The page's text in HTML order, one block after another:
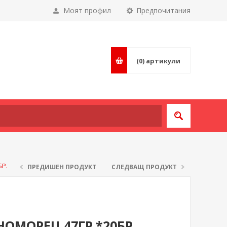
Предпочитания
Моят профил
(0) артикули
ПРЕДИШЕН ПРОДУКТ СЛЕДВАЩ ПРОДУКТ